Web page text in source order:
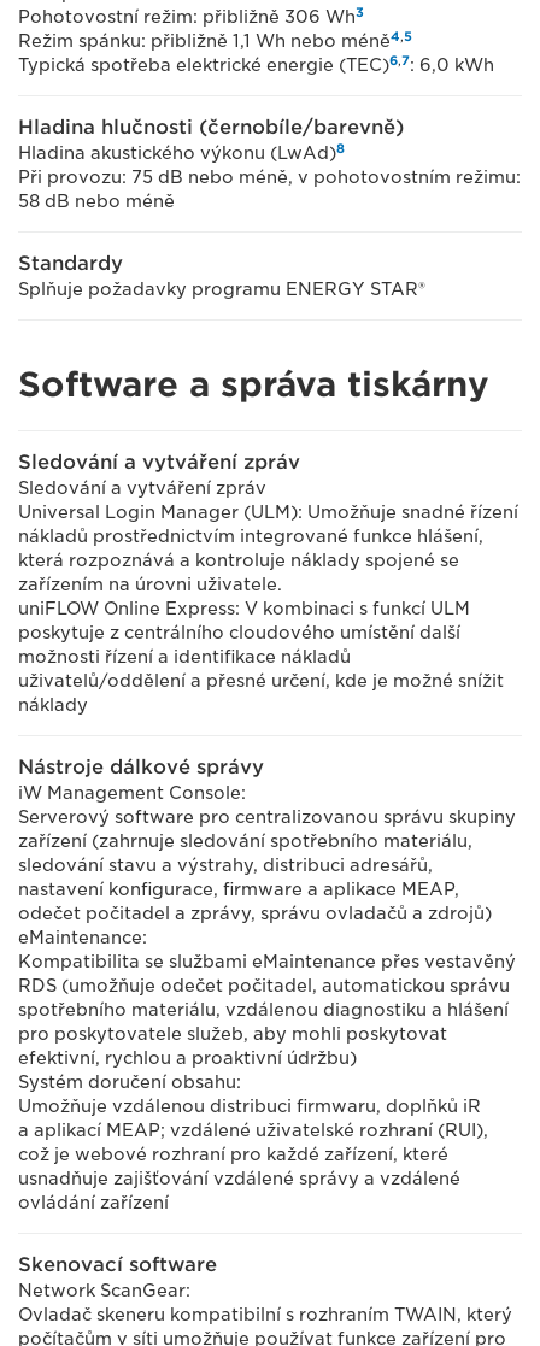
Pohotovostní režim: přibližně 306 Wh3
Režim spánku: přibližně 1,1 Wh nebo méně4,5
Typická spotřeba elektrické energie (TEC)6,7: 6,0 kWh
Hladina hlučnosti (černobíle/barevně)
Hladina akustického výkonu (LwAd)8
Při provozu: 75 dB nebo méně, v pohotovostním režimu:
58 dB nebo méně
Standardy
Splňuje požadavky programu ENERGY STAR®
Software a správa tiskárny
Sledování a vytváření zpráv
Sledování a vytváření zpráv
Universal Login Manager (ULM): Umožňuje snadné řízení
nákladů prostřednictvím integrované funkce hlášení,
která rozpoznává a kontroluje náklady spojené se
zařízením na úrovni uživatele.
uniFLOW Online Express: V kombinaci s funkcí ULM
poskytuje z centrálního cloudového umístění další
možnosti řízení a identifikace nákladů
uživatelů/oddělení a přesné určení, kde je možné snížit
náklady
Nástroje dálkové správy
iW Management Console:
Serverový software pro centralizovanou správu skupiny
zařízení (zahrnuje sledování spotřebního materiálu,
sledování stavu a výstrahy, distribuci adresářů,
nastavení konfigurace, firmware a aplikace MEAP,
odečet počitadel a zprávy, správu ovladačů a zdrojů)
eMaintenance:
Kompatibilita se službami eMaintenance přes vestavěný
RDS (umožňuje odečet počitadel, automatickou správu
spotřebního materiálu, vzdálenou diagnostiku a hlášení
pro poskytovatele služeb, aby mohli poskytovat
efektivní, rychlou a proaktivní údržbu)
Systém doručení obsahu:
Umožňuje vzdálenou distribuci firmwaru, doplňků iR
a aplikací MEAP; vzdálené uživatelské rozhraní (RUI),
což je webové rozhraní pro každé zařízení, které
usnadňuje zajišťování vzdálené správy a vzdálené
ovládání zařízení
Skenovací software
Network ScanGear:
Ovladač skeneru kompatibilní s rozhraním TWAIN, který
počítačům v síti umožňuje používat funkce zařízení pro